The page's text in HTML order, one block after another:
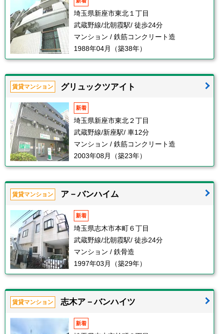
埼玉県新座市東北１丁目
武蔵野線/北朝霞駅/ 徒歩24分
マンション / 鉄筋コンクリート造
1988年04月（築38年）
賃貸マンション グリュックツアイト
新着
埼玉県新座市東北２丁目
武蔵野線/新座駅/ 車12分
マンション / 鉄筋コンクリート造
2003年08月（築23年）
賃貸マンション ア－バンハイム
新着
埼玉県志木市本町６丁目
武蔵野線/北朝霞駅/ 徒歩24分
マンション / 鉄骨造
1997年03月（築29年）
賃貸マンション 志木ア－バンハイツ
新着